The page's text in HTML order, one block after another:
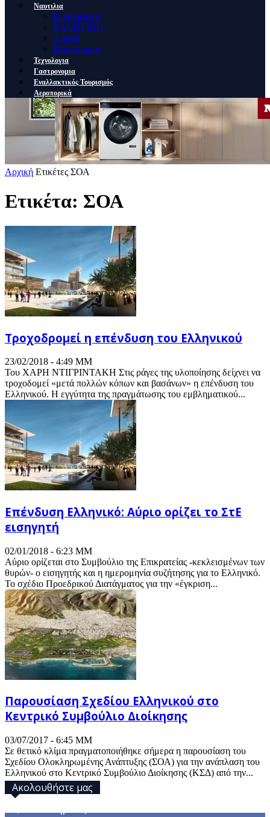
Ναυτιλια
Κρουαζιερα
YACHTING
Λιμανι
Ποντοπορος
Τεχνολογια
Γαστρονομια
Εναλλακτικός Τουρισμός
Αεροπορικά
Αρχική Ετικέτες ΣΟΑ
Ετικέτα: ΣΟΑ
Τροχοδρομεί η επένδυση του Ελληνικού
23/02/2018 - 4:49 ΜΜ
Του ΧΑΡΗ ΝΤΙΓΡΙΝΤΑΚΗ Στις ράγες της υλοποίησης δείχνει να
τροχοδομεί «μετά πολλών κόπων και βασάνων» η επένδυση του
Ελληνικού. Η εγγύτητα της πραγμάτωσης του εμβληματικού...
Επένδυση Ελληνικό: Αύριο ορίζει το ΣτΕ
εισηγητή
02/01/2018 - 6:23 ΜΜ
Αύριο ορίζεται στο Συμβούλιο της Επικρατείας -κεκλεισμένων των
θυρών- ο εισηγητής και η ημερομηνία συζήτησης για το Ελληνικό.
Το σχέδιο Προεδρικού Διατάγματος για την «έγκριση...
Παρουσίαση Σχεδίου Ελληνικού στο
Κεντρικό Συμβούλιο Διοίκησης
03/07/2017 - 6:45 ΜΜ
Σε θετικό κλίμα πραγματοποιήθηκε σήμερα η παρουσίαση του
Σχεδίου Ολοκληρωμένης Ανάπτυξης (ΣΟΑ) για την ανάπλαση του
Ελληνικού στο Κεντρικό Συμβούλιο Διοίκησης (ΚΣΔ) από την...
Ακολουθήστε μας